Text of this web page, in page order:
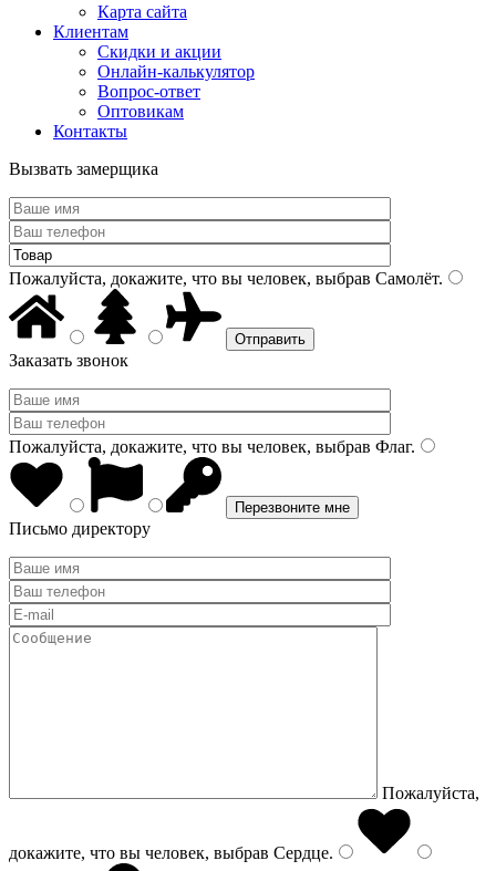
Карта сайта
Клиентам
Скидки и акции
Онлайн-калькулятор
Вопрос-ответ
Оптовикам
Контакты
Вызвать замерщика
Пожалуйста, докажите, что вы человек, выбрав Самолёт.
Заказать звонок
Пожалуйста, докажите, что вы человек, выбрав Флаг.
Письмо директору
Пожалуйста,
докажите, что вы человек, выбрав Сердце.